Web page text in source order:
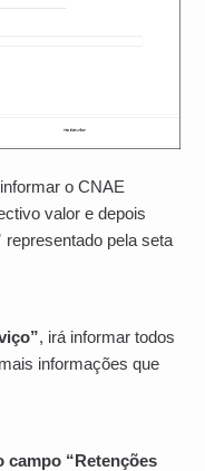
o CNAE
valor e depois
representado pela seta
, irá informar todos
informações que
campo “Retenções